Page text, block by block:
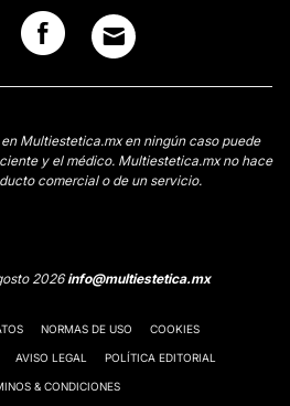
Multiestetica.mx en ningún caso puede
y el médico. Multiestetica.mx no hace
comercial o de un servicio.
2026info@multiestetica.mx
NORMAS DE USO COOKIES
AVISO LEGAL POLÍTICA EDITORIAL
& CONDICIONES